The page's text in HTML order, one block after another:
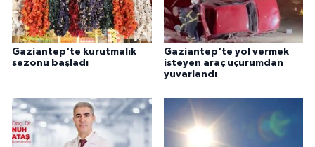
Gaziantep'te kurutmalık
sezonu başladı
Gaziantep'te yol vermek
isteyen araç uçurumdan
yuvarlandı